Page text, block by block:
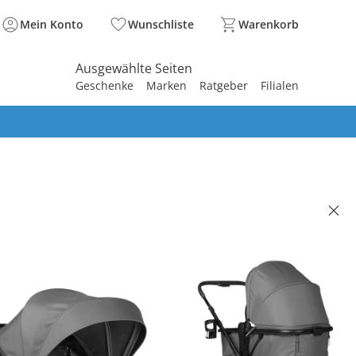
Mein Konto Wunschliste Warenkorb
Ausgewählte Seiten
Geschenke Marken Ratgeber Filialen
€
und zzgl. Versandkosten
grey